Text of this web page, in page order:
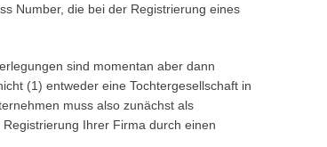
Number, die bei der Registrierung eines
sind momentan aber dann
(1) entweder eine Tochtergesellschaft in
muss also zunächst als
Ihrer Firma durch einen